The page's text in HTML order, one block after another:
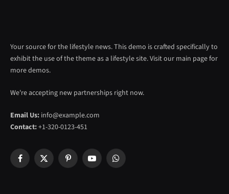
Your source for the lifestyle news. This demo is crafted specifically to
exhibit the use of the theme as a lifestyle site. Visit our main page for
more demos.
We're accepting new partnerships right now.
Email Us: info@example.com
Contact:+1-320-0123-451
Facebook
X
PinterestYouTubeWhatsApp